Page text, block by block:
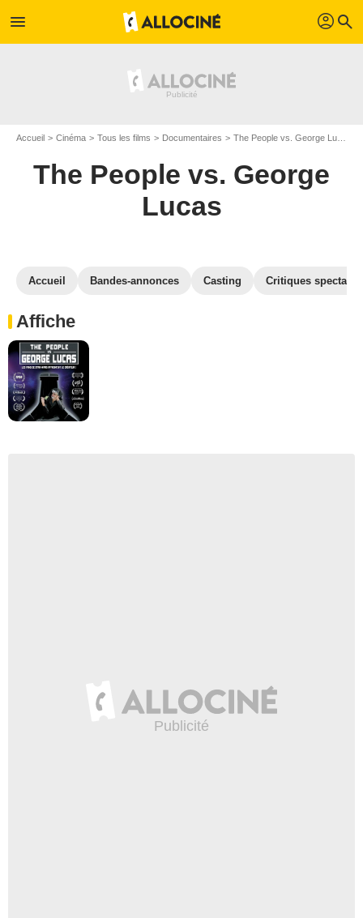
menu profil search
Accueil Cinéma Tous les films Documentaires The People vs. George Lucas
The People vs. George
Lucas
Accueil Bandes-annonces Casting Critiques
Affiche